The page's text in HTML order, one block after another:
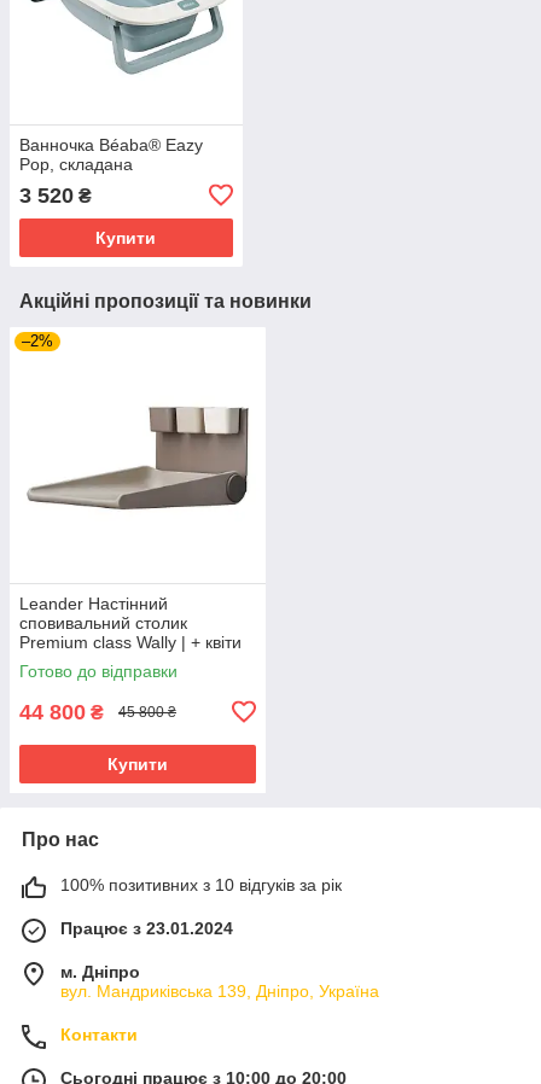
Ванночка Béaba® Eazy
Pop, складана
3 520 ₴
Купити
Акційні пропозиції та новинки
–2%
Leander Настінний
сповивальний столик
Premium class Wally | + квіти
(Данія)
Готово до відправки
44 800 ₴ 45 800 ₴
Купити
Про нас
100% позитивних з 10 відгуків за рік
Працює з 23.01.2024
м. Дніпро
вул. Мандриківська 139, Дніпро, Україна
Контакти
Сьогодні працює з 10:00 до 20:00